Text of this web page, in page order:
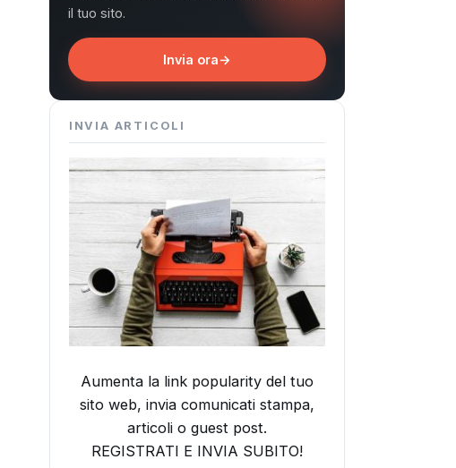
il tuo sito.
Invia ora→
INVIA ARTICOLI
Aumenta la link popularity del tuo
sito web, invia comunicati stampa,
articoli o guest post.
REGISTRATI E INVIA SUBITO!